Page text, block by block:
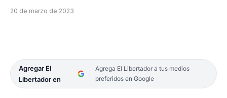
20 de marzo de 2023
Agregar El
Libertador en
Agrega El Libertador a tus medios
preferidos en Google